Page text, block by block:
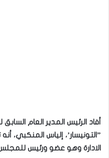
أفاد الرئيس المدير العام
”التونيسار’، إلياس المنكبي،
الادارة وهو عضو ورئيس